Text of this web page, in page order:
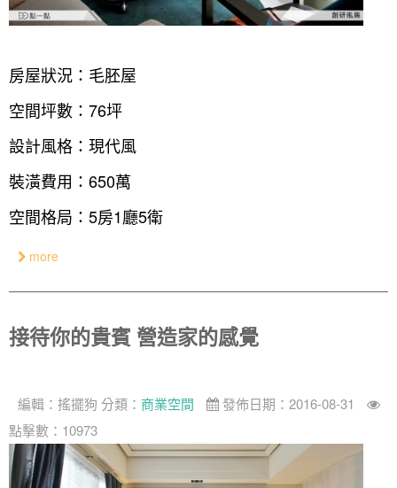
房屋狀況：毛胚屋
空間坪數：76坪
設計風格：現代風
裝潢費用：650萬
空間格局：5房1廳5衛
more
接待你的貴賓 營造家的感覺
編輯： 搖擺狗 分類： 商業空間
發佈日期：2016-08-31
點擊數：10973